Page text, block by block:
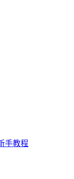
手教程